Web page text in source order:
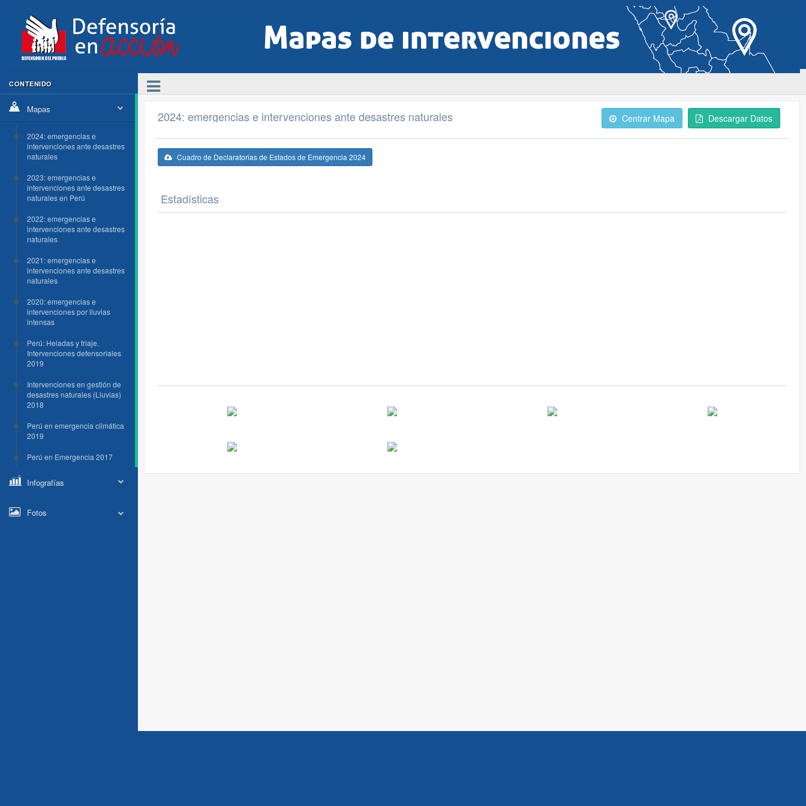
CONTENIDO
Mapas
2024: emergencias e
intervenciones ante desastres
naturales
2023: emergencias e
intervenciones ante desastres
naturales en Perú
2022: emergencias e
intervenciones ante desastres
naturales
2021: emergencias e
intervenciones ante desastres
naturales
2020: emergencias e
intervenciones por lluvias
intensas
Perú: Heladas y friaje.
Intervenciones defensoriales
2019
Intervenciones en gestión de
desastres naturales (Lluvias)
2018
Perú en emergencia climática
2019
Perú en Emergencia 2017
Infografías
Fotos
2024: emergencias e intervenciones ante desastres naturales Centrar Mapa Descargar Datos
Cuadro de Declaratorias de Estados de Emergencia 2024
Estadísticas